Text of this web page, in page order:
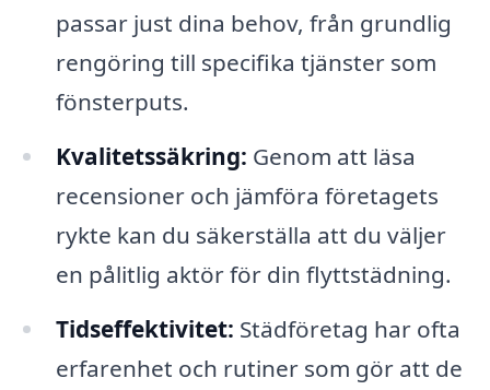
passar just dina behov, från grundlig
rengöring till specifika tjänster som
fönsterputs.
Kvalitetssäkring: Genom att läsa
recensioner och jämföra företagets
rykte kan du säkerställa att du väljer
en pålitlig aktör för din flyttstädning.
Tidseffektivitet: Städföretag har ofta
erfarenhet och rutiner som gör att de